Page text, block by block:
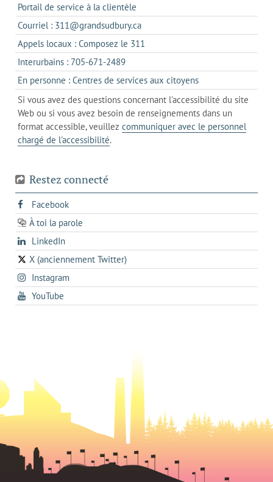
Portail de service à la clientèle
dans
un
nouvel
Courriel : 311@grandsudbury.cas'ouvre
dans
votre
de
messagerie
Appels locaux : Composez le 311
dans
un
client
de
votre
téléphone
Interurbains : 705-671-2489s'ouvre
dans
un
client
de
votre
En personne : Centres de services aux citoyenss'ouvre
dans
l'onglet
actuel
Si vous avez des questions concernant l'accessibilité du site
Web ou si vous avez besoin de renseignements dans un
format accessible, veuillez communiquer avec le personnel
chargé de l'accessibilité.
Restez connecté
Facebooks'ouvre
dans
un
onglet
À toi la parole
opens
in
a
new
tab
LinkedInopens
in
a
new
X (anciennement Twitter)
s'ouvre
dans
un
nouvel
Instagrams'ouvre
dans
un
YouTube
dans